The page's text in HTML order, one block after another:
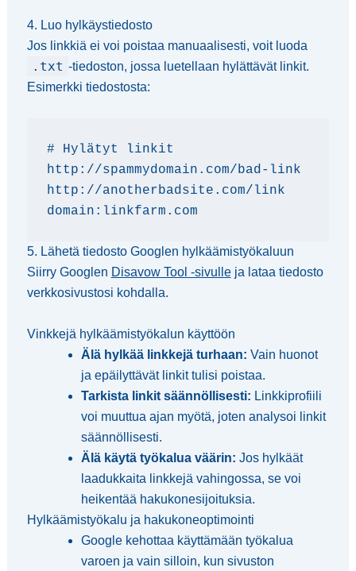
4. Luo hylkäystiedosto
Jos linkkiä ei voi poistaa manuaalisesti, voit luoda
.txt -tiedoston, jossa luetellaan hylättävät linkit.
Esimerkki tiedostosta:
# Hylätyt linkit
http://spammydomain.com/bad-link
http://anotherbadsite.com/link
5. Lähetä tiedosto Googlen hylkäämistyökaluun
Siirry Googlen Disavow Tool -sivulleja lataa tiedosto
verkkosivustosi kohdalla.
Vinkkejä hylkäämistyökalun käyttöön
Älä hylkää linkkejä turhaan: Vain huonot
ja epäilyttävät linkit tulisi poistaa.
Tarkista linkit säännöllisesti: Linkkiprofiili
voi muuttua ajan myötä, joten analysoi linkit
säännöllisesti.
Älä käytä työkalua väärin: Jos hylkäät
laadukkaita linkkejä vahingossa, se voi
heikentää hakukonesijoituksia.
Hylkäämistyökalu ja hakukoneoptimointi
Google kehottaa käyttämään työkalua
varoen ja vain silloin, kun sivuston